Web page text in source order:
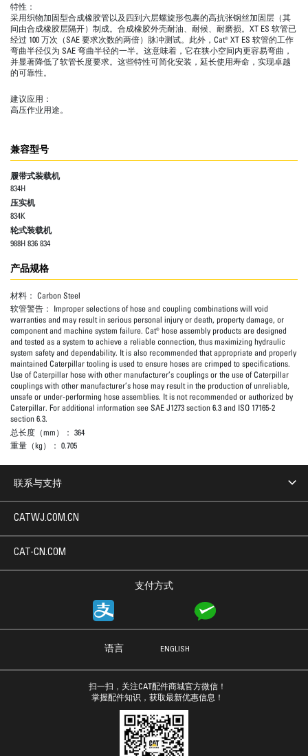
特性：
采用织物加固型合成橡胶管以及四到六层螺旋形包裹的高抗张钢丝加固层（其
间由合成橡胶层隔开）制成。合成橡胶外壳耐油、耐候、耐磨损。XT ES 软管已
经过 100 万次（SAE 要求次数的两倍）脉冲测试。此外，Cat® XT ES 软管的工作
弯曲半径仅为 SAE 弯曲半径的一半。这意味着，它在狭小空间内更容易弯曲，
并显著降低了软管长度要求。这些特性可简化安装，延长使用寿命，实现卓越
的可靠性。
建议应用：
高压作业用途。
兼容型号
履带式装载机
834H
压实机
834K
轮式装载机
988H 836 834
产品规格
材料： Carbon Steel
软管警告： Improper selections of hose and coupling combinations will void
warranties and may result in serious personal injury or death, property damage, or
component and machine system failure. Cat® hose assembly products are designed
and tested as a system to achieve a reliable connection, thus maximizing hydraulic
system safety and dependability. It is also recommended that appropriate and properly
maintained Caterpillar tooling is used to ensure hoses are crimped to specifications.
Use of Caterpillar hose with other manufacturer’s couplings or the use of Caterpillar
couplings with other manufacturer’s hose may result in the production of unreliable,
unsafe or under-performing hose assemblies. It is not recommended or authorized by
Caterpillar. For additional information see SAE J1273 section 6.3 and ISO 17165-2
section 6.3.
总长度（mm）： 364
重量（kg）： 0.705
联系与支持
支付方式
CATWJ.COM.CN
CAT-CN.COM
语言 ENGLISH
扫一扫，关注CAT配件商城官方微信！
掌握配件知识，获取最新优惠信息！